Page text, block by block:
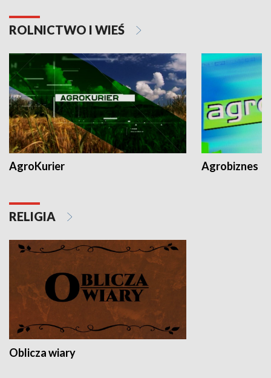
ROLNICTWO I WIEŚ
AgroKurier Agrobiznes
RELIGIA
Oblicza wiary